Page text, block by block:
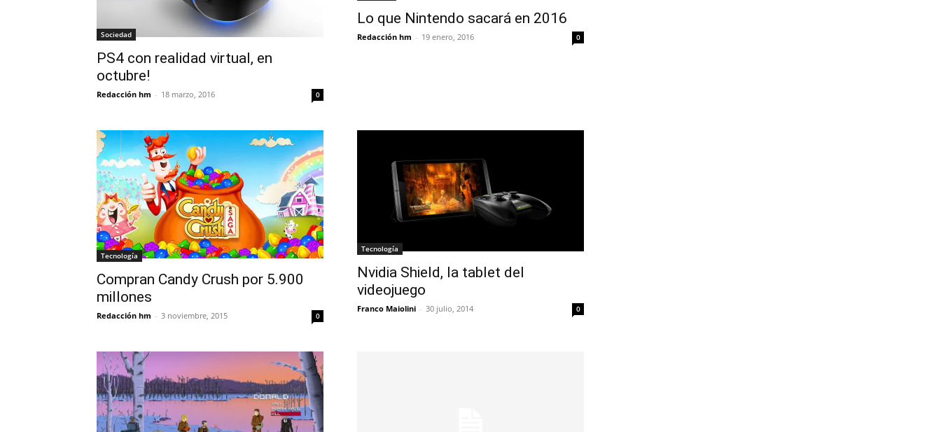
Sociedad
PS4 con realidad virtual, en
octubre!
Redacción hm - 18 marzo, 2016 0
Lo que Nintendo sacará en 2016
Redacción hm - 19 enero, 2016 0
Tecnología
Compran Candy Crush por 5.900
millones
Redacción hm - 3 noviembre, 2015 0
Tecnología
Nvidia Shield, la tablet del
videojuego
Franco Maiolini - 30 julio, 2014 0